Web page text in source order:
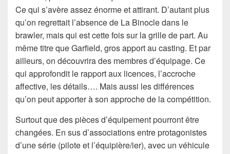
Ce qui s’avère assez énorme et attirant. D’autant plus
qu’on regrettait l’absence de La Binocle dans le
brawler, mais qui est cette fois sur la grille de part. Au
même titre que Garfield, gros apport au casting. Et par
ailleurs, on découvrira des membres d’équipage. Ce
qui approfondit le rapport aux licences, l’accroche
affective, les détails…. Mais aussi les différences
qu’on peut apporter à son approche de la compétition.
Surtout que des pièces d’équipement pourront être
changées. En sus d’associations entre protagonistes
d’une série (pilote et l’équipière/ier), avec un véhicule